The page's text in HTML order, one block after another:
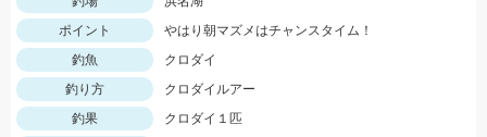
ポイント
やはり朝マズメはチャンスタイム！
釣魚
クロダイ
釣り方
クロダイルアー
釣果
クロダイ１匹